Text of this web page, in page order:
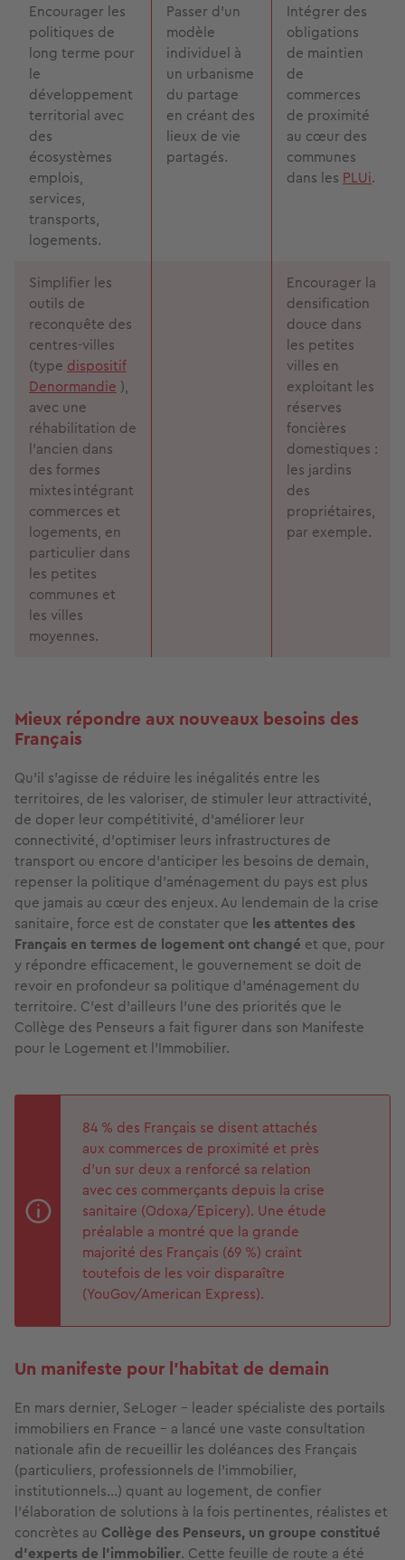
Encourager les
politiques de
long terme pour
le
développement
territorial avec
des
écosystèmes
emplois,
services,
transports,
logements.
Passer d’un
modèle
individuel à
un urbanisme
du partage
en créant des
lieux de vie
partagés.
Intégrer des
obligations
de maintien
de
commerces
de proximité
au cœur des
communes
dans les PLUi.
Simplifier les
outils de
reconquête des
centres-villes
(type dispositif
Denormandie ),
avec une
réhabilitation de
l’ancien dans
des formes
mixtes intégrant
commerces et
logements, en
particulier dans
les petites
communes et
les villes
moyennes.
Encourager la
densification
douce dans
les petites
villes en
exploitant les
réserves
foncières
domestiques :
les jardins
des
propriétaires,
par exemple.
Mieux répondre aux nouveaux besoins des
Français
Qu’il s’agisse de réduire les inégalités entre les
territoires, de les valoriser, de stimuler leur attractivité,
de doper leur compétitivité, d'améliorer leur
connectivité, d’optimiser leurs infrastructures de
transport ou encore d’anticiper les besoins de demain,
repenser la politique d’aménagement du pays est plus
que jamais au cœur des enjeux. Au lendemain de la crise
sanitaire, force est de constater que les attentes des
Français en termes de logement ont changé et que, pour
y répondre efficacement, le gouvernement se doit de
revoir en profondeur sa politique d'aménagement du
territoire. C’est d’ailleurs l’une des priorités que le
Collège des Penseurs a fait figurer dans son Manifeste
pour le Logement et l’Immobilier.
84 % des Français se disent attachés
aux commerces de proximité et près
d’un sur deux a renforcé sa relation
avec ces commerçants depuis la crise
sanitaire (Odoxa/Epicery). Une étude
préalable a montré que la grande
majorité des Français (69 %) craint
toutefois de les voir disparaître
(YouGov/American Express).
Un manifeste pour l’habitat de demain
En mars dernier, SeLoger - leader spécialiste des portails
immobiliers en France - a lancé une vaste consultation
nationale afin de recueillir les doléances des Français
(particuliers, professionnels de l’immobilier,
institutionnels…) quant au logement, de confier
l’élaboration de solutions à la fois pertinentes, réalistes et
concrètes au Collège des Penseurs, un groupe constitué
d’experts de l’immobilier. Cette feuille de route a été